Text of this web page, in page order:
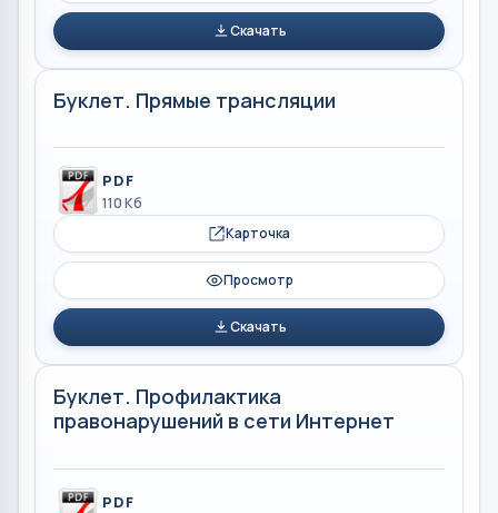
Скачать
Буклет. Прямые трансляции
PDF
110 Кб
Карточка
Просмотр
Скачать
Буклет. Профилактика
правонарушений в сети Интернет
PDF